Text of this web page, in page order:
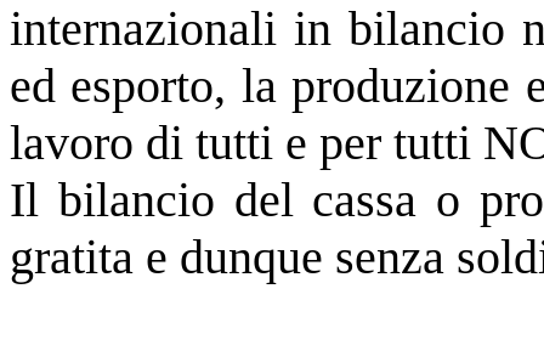
internazionali in bilancio
ed esporto, la produzione
lavoro di tutti e per tutti
Il bilancio del cassa o
gratita e dunque senza